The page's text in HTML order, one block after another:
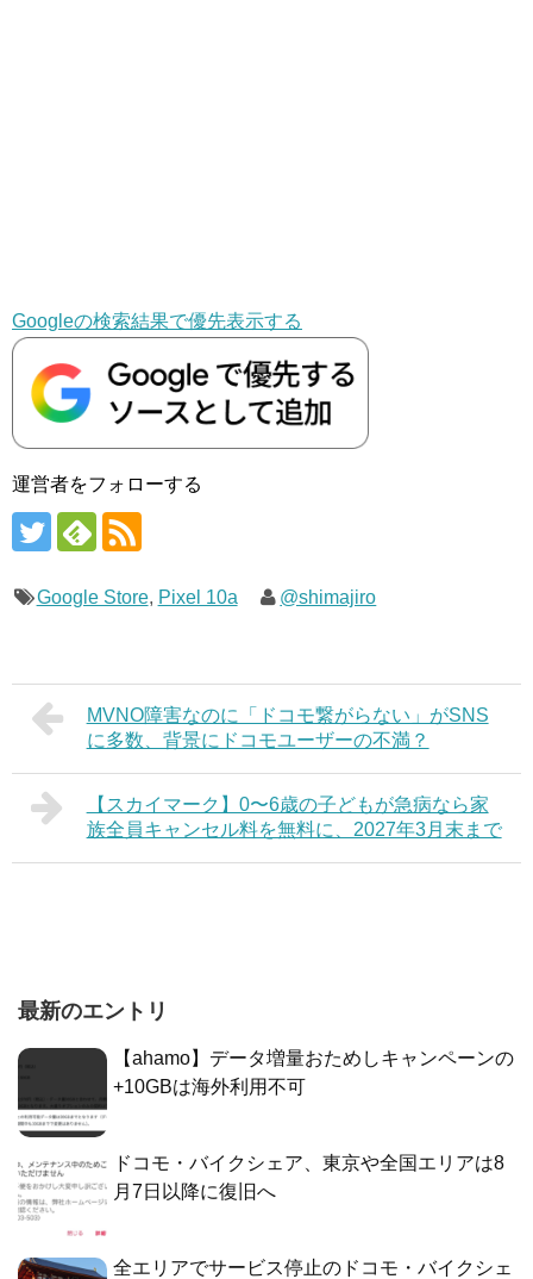
Googleの検索結果で優先表示する
運営者をフォローする
Google Store, Pixel 10a @shimajiro
MVNO障害なのに「ドコモ繋がらない」がSNS
に多数、背景にドコモユーザーの不満？
【スカイマーク】0〜6歳の子どもが急病なら家
族全員キャンセル料を無料に、2027年3月末まで
最新のエントリ
【ahamo】データ増量おためしキャンペーンの
+10GBは海外利用不可
ドコモ・バイクシェア、東京や全国エリアは8
月7日以降に復旧へ
全エリアでサービス停止のドコモ・バイクシェ